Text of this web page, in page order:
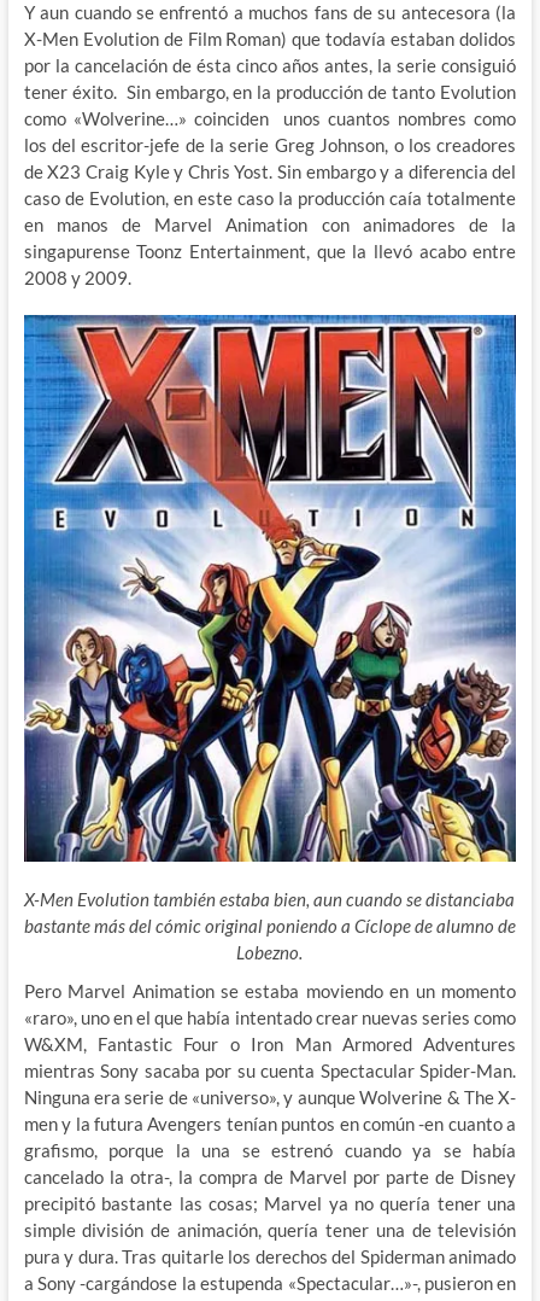
Y aun cuando se enfrentó a muchos fans de su antecesora (la
X-Men Evolution de Film Roman) que todavía estaban dolidos
por la cancelación de ésta cinco años antes, la serie consiguió
tener éxito. Sin embargo, en la producción de tanto Evolution
como «Wolverine…» coinciden unos cuantos nombres como
los del escritor-jefe de la serie Greg Johnson, o los creadores
de X23 Craig Kyle y Chris Yost. Sin embargo y a diferencia del
caso de Evolution, en este caso la producción caía totalmente
en manos de Marvel Animation con animadores de la
singapurense Toonz Entertainment, que la llevó acabo entre
2008 y 2009.
X-Men Evolution también estaba bien, aun cuando se distanciaba
bastante más del cómic original poniendo a Cíclope de alumno de
Lobezno.
Pero Marvel Animation se estaba moviendo en un momento
«raro», uno en el que había intentado crear nuevas series como
W&XM, Fantastic Four o Iron Man Armored Adventures
mientras Sony sacaba por su cuenta Spectacular Spider-Man.
Ninguna era serie de «universo», y aunque Wolverine & The X-
men y la futura Avengers tenían puntos en común -en cuanto a
grafismo, porque la una se estrenó cuando ya se había
cancelado la otra-, la compra de Marvel por parte de Disney
precipitó bastante las cosas; Marvel ya no quería tener una
simple división de animación, quería tener una de televisión
pura y dura. Tras quitarle los derechos del Spiderman animado
a Sony -cargándose la estupenda «Spectacular…»-, pusieron en